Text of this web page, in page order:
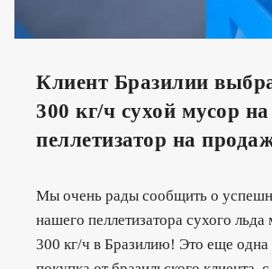
Клиент Бразилии
300 кг/ч сухой мусор на
пеллетизатор на
Мы очень рады сообщить о
нашего пеллетизатора сухого
300 кг/ч в Бразилию! Это еще одна